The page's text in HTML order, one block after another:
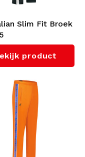
Slim Fit Broek
bies 3.0
Green/White)
product